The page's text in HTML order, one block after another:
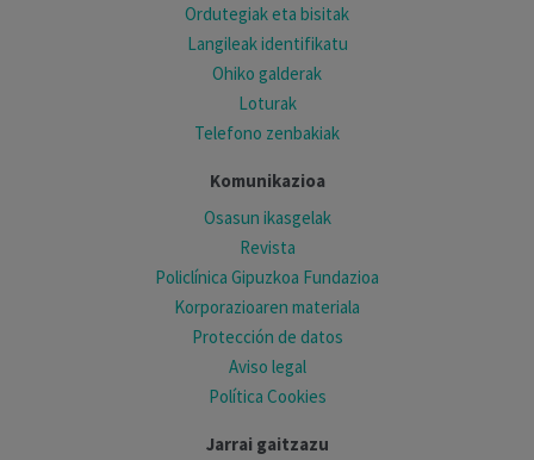
Ordutegiak eta bisitak
Langileak identifikatu
Ohiko galderak
Loturak
Telefono zenbakiak
Komunikazioa
Osasun ikasgelak
Revista
Policlínica Gipuzkoa Fundazioa
Korporazioaren materiala
Protección de datos
Aviso legal
Política Cookies
Jarrai gaitzazu